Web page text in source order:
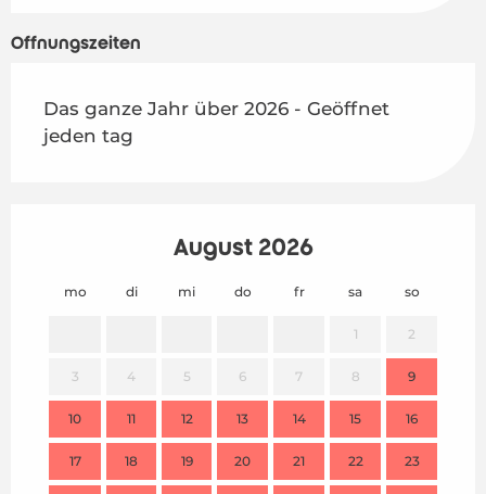
Öffnungszeiten
Das ganze Jahr über 2026 - Geöffnet
jeden tag
August 2026
mo di mi do fr sa so
1 2
3 4 5 6 7 8 9
10 11 12 13 14 15 16
17 18 19 20 21 22 23